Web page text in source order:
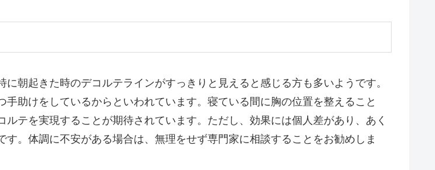
朝起きた時のデコルテラインがすっきりと見えると感じる方も多いようです。
助けをしているからといわれています。寝ている間に胸の位置を整えること
テを実現することが期待されています。ただし、効果には個人差があり、あく
。体調に不安がある場合は、無理をせず専門家に相談することをお勧めしま